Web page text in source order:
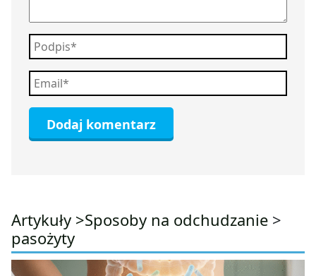
Artykuły >Sposoby na odchudzanie >
pasożyty